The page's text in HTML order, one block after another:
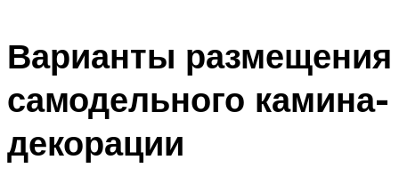
Варианты размещения
самодельного камина-
декорации